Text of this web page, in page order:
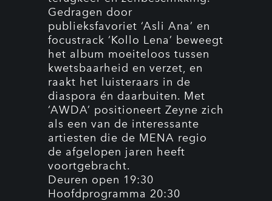
Gedragen door
publieksfavoriet ‘Asli Ana’ en
focustrack ‘Kollo Lena’ beweegt
het album moeiteloos tussen
kwetsbaarheid en verzet, en
raakt het luisteraars in de
diaspora én daarbuiten. Met
‘AWDA’ positioneert Zeyne zich
als een van de interessante
artiesten die de MENA regio
de afgelopen jaren heeft
voortgebracht.
Deuren open 19:30
Hoofdprogramma 20:30